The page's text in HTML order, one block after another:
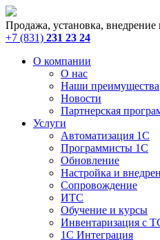
Продажа, установка,
+7 (831) 231 23 24
О компании
О нас
Наши преимущества
Новости
Партнерская
Услуги
Автоматизация 1С
Программисты 1С
Обновление
Настройка и
Сопровождение
ИТС
Обучение и курсы
Инвентаризация с
1С Интеграция